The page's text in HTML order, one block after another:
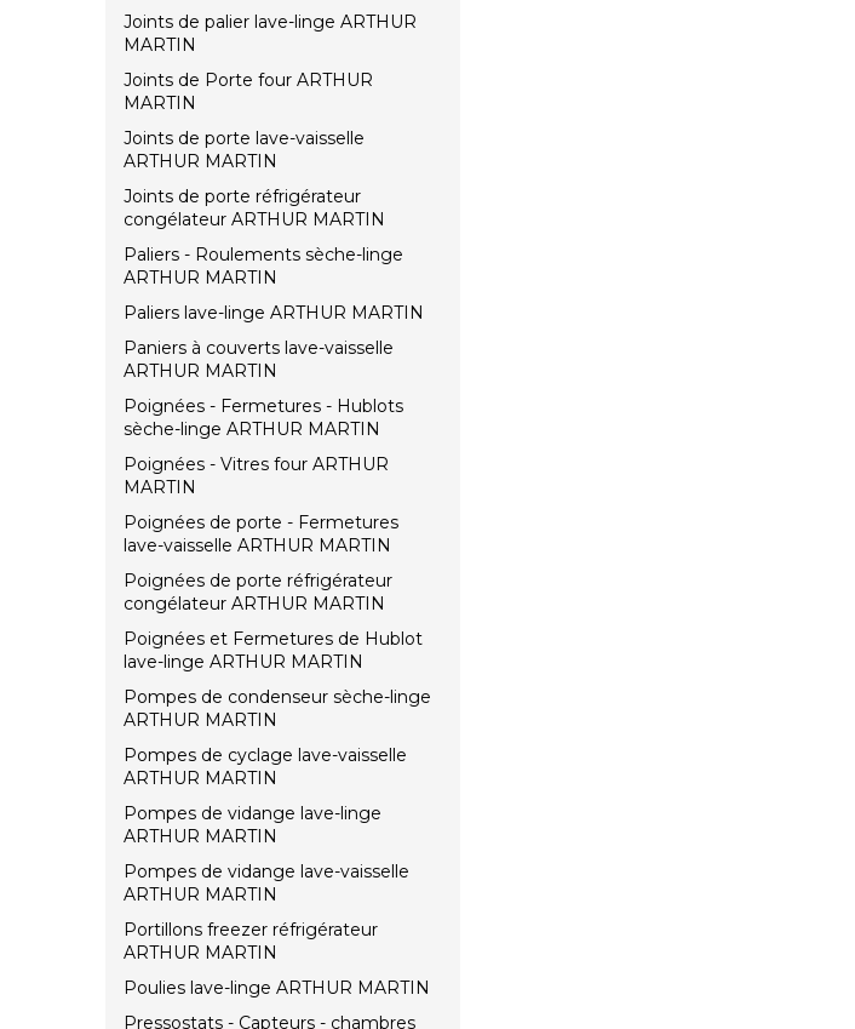
Joints de palier lave-linge ARTHUR
MARTIN
Joints de Porte four ARTHUR
MARTIN
Joints de porte lave-vaisselle
ARTHUR MARTIN
Joints de porte réfrigérateur
congélateur ARTHUR MARTIN
Paliers - Roulements sèche-linge
ARTHUR MARTIN
Paliers lave-linge ARTHUR MARTIN
Paniers à couverts lave-vaisselle
ARTHUR MARTIN
Poignées - Fermetures - Hublots
sèche-linge ARTHUR MARTIN
Poignées - Vitres four ARTHUR
MARTIN
Poignées de porte - Fermetures
lave-vaisselle ARTHUR MARTIN
Poignées de porte réfrigérateur
congélateur ARTHUR MARTIN
Poignées et Fermetures de Hublot
lave-linge ARTHUR MARTIN
Pompes de condenseur sèche-linge
ARTHUR MARTIN
Pompes de cyclage lave-vaisselle
ARTHUR MARTIN
Pompes de vidange lave-linge
ARTHUR MARTIN
Pompes de vidange lave-vaisselle
ARTHUR MARTIN
Portillons freezer réfrigérateur
ARTHUR MARTIN
Poulies lave-linge ARTHUR MARTIN
Pressostats - Capteurs - chambres